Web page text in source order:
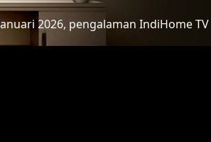
2026, pengalaman IndiHome TV